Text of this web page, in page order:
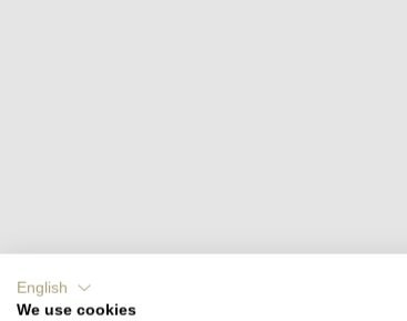
English
We use cookies